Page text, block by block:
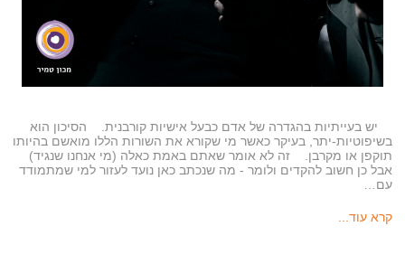
יש בעייתיות בהגדרה של אדם כבעל אישיות קורבנית. הסיכון הוא
בשיפוטיות-יתר, בעיקר כאשר מי שקורא את השורות הללו מואשם בהיותו
תוקפן או מקרבן. זה לא אומר שאתם באמת כאלה (מי אנחנו שנגיד)
אבל כן חשוב להקדים ולומר - מה שנכתב כאן נועד לעזור למי שמתמודד
עם…
קרא עוד...